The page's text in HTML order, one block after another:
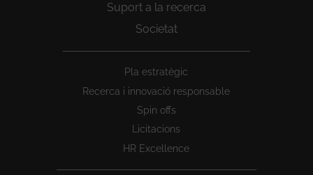
Suport a la recerca
Societat
Pla estratègic
Recerca i innovació responsable
Spin offs
Licitacions
HR Excellence